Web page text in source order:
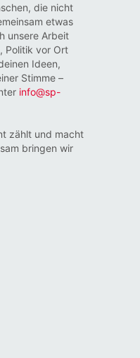
die nicht
etwas
unsere Arbeit
Politik vor Ort
Ideen,
Stimme –
info@sp-
zählt und macht
bringen wir